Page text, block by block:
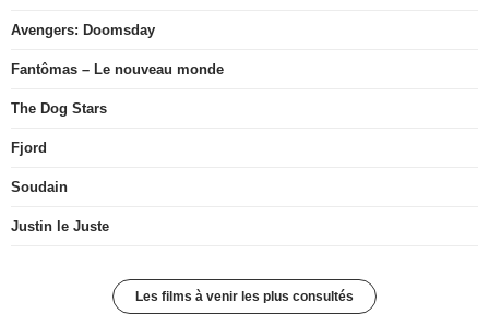
Avengers: Doomsday
Fantômas – Le nouveau monde
The Dog Stars
Fjord
Soudain
Justin le Juste
Les films à venir les plus consultés